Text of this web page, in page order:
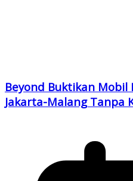
Beyond Buktikan
Jakarta-Malang Tanpa